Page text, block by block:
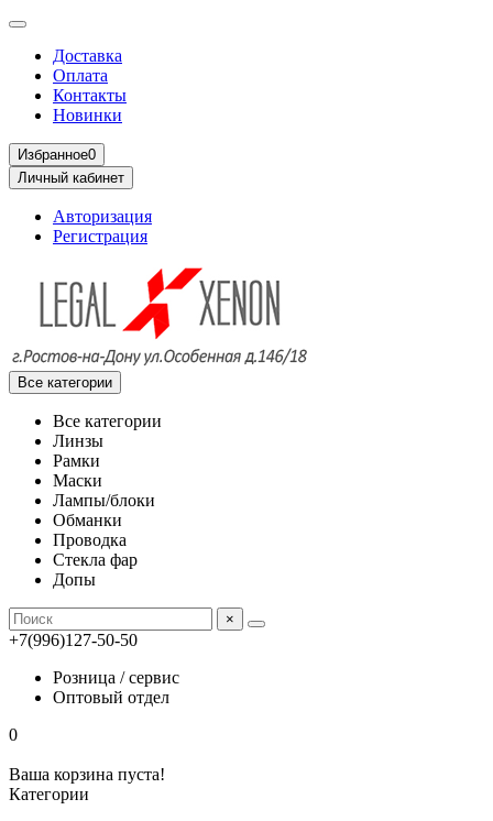
Доставка
Оплата
Контакты
Новинки
Избранное0
Личный кабинет
Авторизация
Регистрация
Все категории
Все категории
Линзы
Рамки
Маски
Лампы/блоки
Обманки
Проводка
Стекла фар
Допы
×
+7(996)127-50-50
Розница / сервис
Оптовый отдел
0
Ваша корзина пуста!
Категории